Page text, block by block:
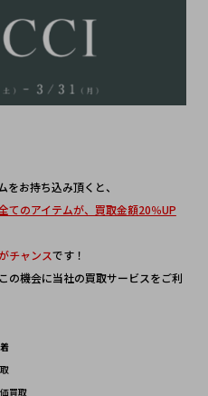
お持ち込み頂くと、
てのアイテムが、買取金額20％UP
チャンスです！
の機会に当社の買取サービスをご利
買取